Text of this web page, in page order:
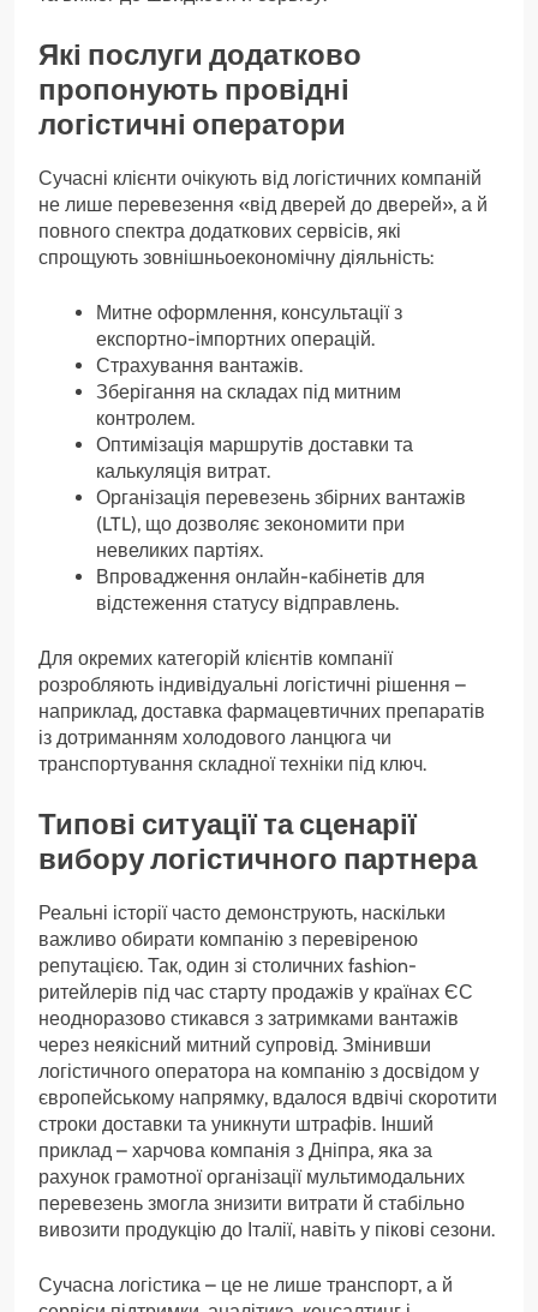
Які послуги додатково
пропонують провідні
логістичні оператори
Сучасні клієнти очікують від логістичних компаній
не лише перевезення «від дверей до дверей», а й
повного спектра додаткових сервісів, які
спрощують зовнішньоекономічну діяльність:
Митне оформлення, консультації з
експортно-імпортних операцій.
Страхування вантажів.
Зберігання на складах під митним
контролем.
Оптимізація маршрутів доставки та
калькуляція витрат.
Організація перевезень збірних вантажів
(LTL), що дозволяє зекономити при
невеликих партіях.
Впровадження онлайн-кабінетів для
відстеження статусу відправлень.
Для окремих категорій клієнтів компанії
розробляють індивідуальні логістичні рішення –
наприклад, доставка фармацевтичних препаратів
із дотриманням холодового ланцюга чи
транспортування складної техніки під ключ.
Типові ситуації та сценарії
вибору логістичного партнера
Реальні історії часто демонструють, наскільки
важливо обирати компанію з перевіреною
репутацією. Так, один зі столичних fashion-
ритейлерів під час старту продажів у країнах ЄС
неодноразово стикався з затримками вантажів
через неякісний митний супровід. Змінивши
логістичного оператора на компанію з досвідом у
європейському напрямку, вдалося вдвічі скоротити
строки доставки та уникнути штрафів. Інший
приклад – харчова компанія з Дніпра, яка за
рахунок грамотної організації мультимодальних
перевезень змогла знизити витрати й стабільно
вивозити продукцію до Італії, навіть у пікові сезони.
Сучасна логістика – це не лише транспорт, а й